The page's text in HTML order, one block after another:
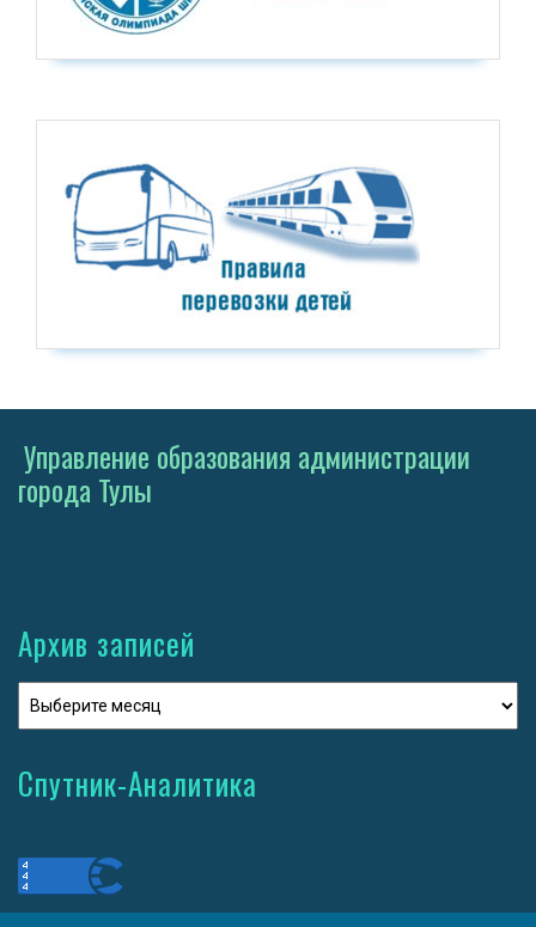
Управление образования администрации
города Тулы
Архив записей
Спутник-Аналитика